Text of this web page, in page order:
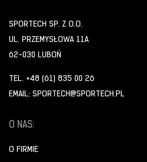
SPORTECH SP. Z O.O.
UL. PRZEMYSŁOWA 11A
62-030 LUBOŃ
TEL. +48 (61) 835 00 26
EMAIL: SPORTECH@SPORTECH.PL
O NAS:
O FIRMIE